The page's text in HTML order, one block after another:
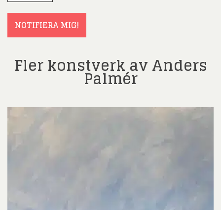
NOTIFIERA MIG!
Fler konstverk av Anders
Palmér